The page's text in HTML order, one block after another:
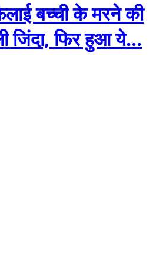
बच्ची के मरने की
जिंदा, फिर हुआ ये...